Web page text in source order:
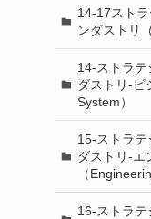
14-17スト
ンダストリ
14-ストラ
ダストリ-ビ
System）
15-ストラ
ダストリ-エ
（
16-ストラ